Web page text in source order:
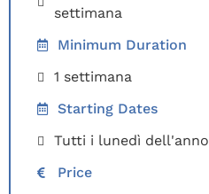
settimana
Minimum Duration
1 settimana
Starting Dates
Tutti i lunedì dell'anno
Price